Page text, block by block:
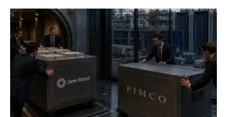
Jane Street négocie le transfert de 11 milliards de